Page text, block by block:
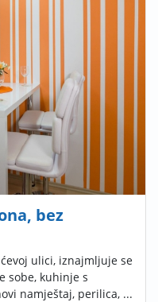
bez
ulici, iznajmljuje se
sobe, kuhinje s
namještaj, perilica, ...